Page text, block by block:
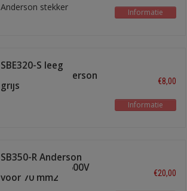
Anderson stekker Informatie
SBE320-S leeg
stekkerhuis Anderson
grijs
€8,00
Informatie
SB350-R Anderson
stekker 350A - 600V
voor 70 mm2
€20,00